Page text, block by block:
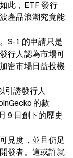
此，ETF 發行
產品浪潮究竟能
S-1 的申請只是
行人認為市場可
密市場日益投機
引誘發行人
的數
9 日創下的歷史
見度，並且仍足
發者。這或許就